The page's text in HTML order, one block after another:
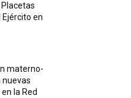
en
materno-
la Red